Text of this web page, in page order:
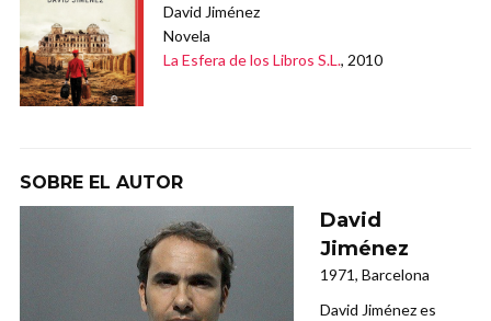
David Jiménez
Novela
La Esfera de los Libros S.L., 2010
SOBRE EL AUTOR
David
Jiménez
1971, Barcelona
David Jiménez es